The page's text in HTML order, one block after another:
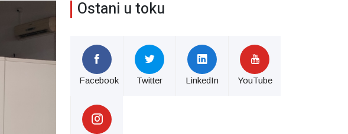
Ostani u toku
Facebook Twitter LinkedIn YouTube